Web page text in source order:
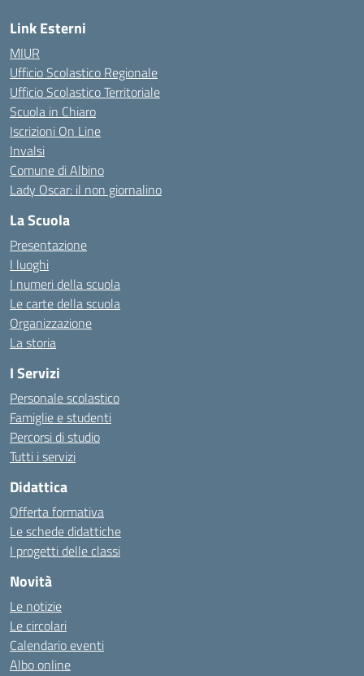
Link Esterni
MIUR
Ufficio Scolastico Regionale
Ufficio Scolastico Territoriale
Scuola in Chiaro
Iscrizioni On Line
Invalsi
Comune di Albino
Lady Oscar: il non giornalino
La Scuola
Presentazione
I luoghi
I numeri della scuola
Le carte della scuola
Organizzazione
La storia
I Servizi
Personale scolastico
Famiglie e studenti
Percorsi di studio
Tutti i servizi
Didattica
Offerta formativa
Le schede didattiche
I progetti delle classi
Novità
Le notizie
Le circolari
Calendario eventi
Albo online